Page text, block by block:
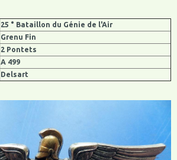
25 ° Bataillon du Génie de l'Air
Grenu Fin
2 Pontets
A 499
Delsart